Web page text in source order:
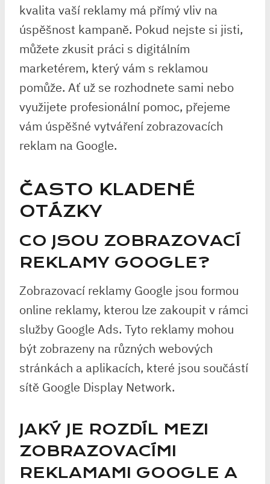
kvalita vaší reklamy má přímý vliv na
úspěšnost kampaně. Pokud nejste si jisti,
můžete zkusit práci s digitálním
marketérem, který vám s reklamou
pomůže. Ať už se rozhodnete sami nebo
využijete profesionální pomoc, přejeme
vám úspěšné vytváření zobrazovacích
reklam na Google.
ČASTO KLADENÉ
OTÁZKY
CO JSOU ZOBRAZOVACÍ
REKLAMY GOOGLE?
Zobrazovací reklamy Google jsou formou
online reklamy, kterou lze zakoupit v rámci
služby Google Ads. Tyto reklamy mohou
být zobrazeny na různých webových
stránkách a aplikacích, které jsou součástí
sítě Google Display Network.
JAKÝ JE ROZDÍL MEZI
ZOBRAZOVACÍMI
REKLAMAMI GOOGLE A